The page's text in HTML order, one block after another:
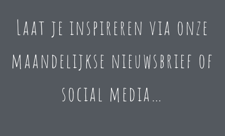
Laat je inspireren via onze
maandelijkse nieuwsbrief of
social media…